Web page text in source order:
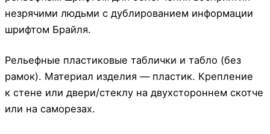
незрячими людьми с дублированием информации
шрифтом Брайля.
Рельефные пластиковые таблички и табло (без
рамок). Материал изделия — пластик. Крепление
к стене или двери/стеклу на двухстороннем скотче
или на саморезах.